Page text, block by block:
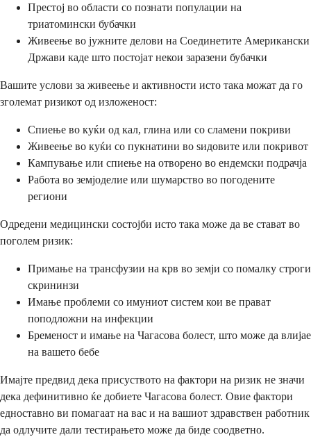
Престој во области со познати популации на
триатомински бубачки
Живеење во јужните делови на Соединетите Американски
Држави каде што постојат некои заразени бубачки
Вашите услови за живеење и активности исто така можат да го
зголемат ризикот од изложеност:
Спиење во куќи од кал, глина или со сламени покриви
Живеење во куќи со пукнатини во ѕидовите или покривот
Кампување или спиење на отворено во ендемски подрачја
Работа во земјоделие или шумарство во погодените
региони
Одредени медицински состојби исто така може да ве стават во
поголем ризик:
Примање на трансфузии на крв во земји со помалку строги
скрининзи
Имање проблеми со имуниот систем кои ве прават
поподложни на инфекции
Бременост и имање на Чагасова болест, што може да влијае
на вашето бебе
Имајте предвид дека присуството на фактори на ризик не значи
дека дефинитивно ќе добиете Чагасова болест. Овие фактори
едноставно ви помагаат на вас и на вашиот здравствен работник
да одлучите дали тестирањето може да биде соодветно.